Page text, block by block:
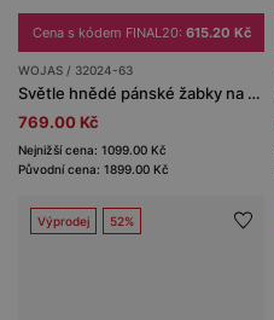
Cena s kódem FINAL20: 615.20 Kč
WOJAS / 32024-63
Světle hnědé pánské žabky na korkové podešvi se suchými zipy
769.00 Kč
Nejnižší cena: 1099.00 Kč
Původní cena: 1899.00 Kč
Výprodej 52%